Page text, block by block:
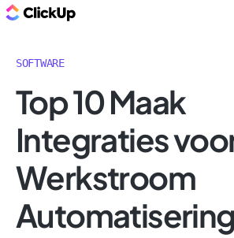
SOFTWARE
Top 10 Maak
Integraties
Werkstroom